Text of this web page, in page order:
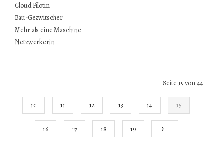
Cloud Pilotin
Bau-Gezwitscher
Mehr als eine Maschine
Netzwerkerin
Seite 15 von 44
10 11 12 13 14 15
16 17 18 19